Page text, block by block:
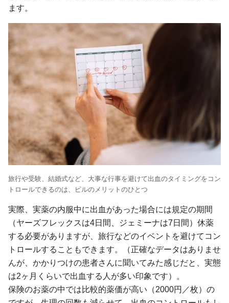
ます。
旅行や受験、結婚式など、大事な行事を避けて出血のタイミングをコン
トロールできるのは、ピルのメリットのひとつ
実際、実薬の内服中に出血があった場合には規定の期間
（ヤーズフレックスは4日間、ジェミーナは7日間）休薬
する必要がありますが、旅行などのイベントを避けてコン
トロールすることもできます。（正確なデータはありませ
んが、かかりつけの患者さんに聞いてみた感じだと、実態
は2ヶ月くらいで出血する人が多い印象です）。
保険のお薬の中では比較的薬価が高い（2000円／枚）の